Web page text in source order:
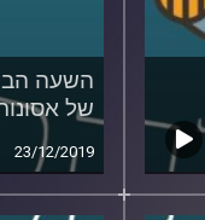
השעה
של
23/12/2019